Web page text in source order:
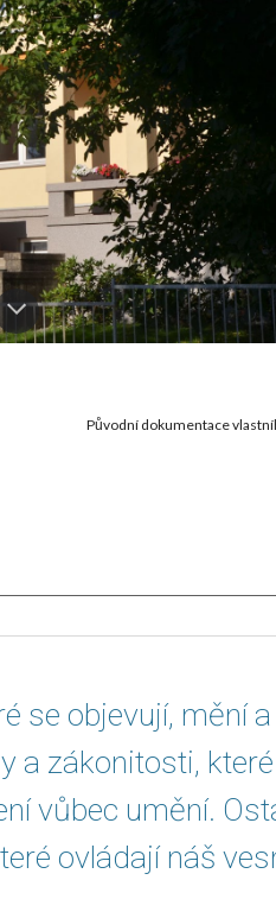
Původní dokumentace
se objevují,
a zákonitosti,
vůbec umění.
ovládají náš